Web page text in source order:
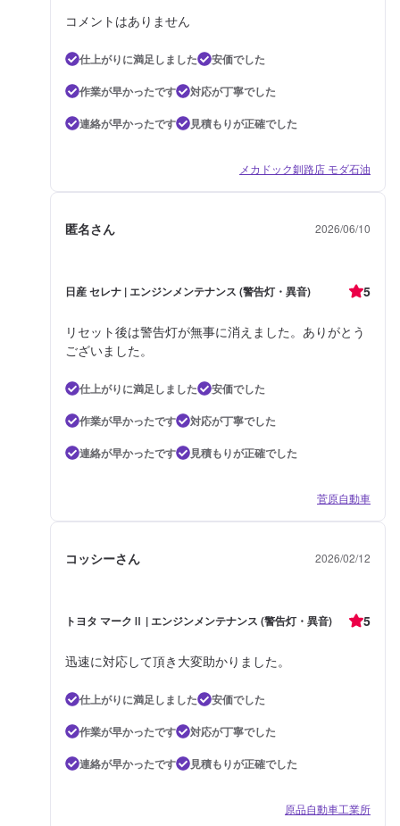
コメントはありません
仕上がりに満足しました
安価でした
作業が早かったです
対応が丁寧でした
連絡が早かったです
見積もりが正確でした
メカドック釧路店 モダ石油
匿名さん 2026/06/10
日産 セレナ | エンジンメンテナンス (警告灯・異音) 5
リセット後は警告灯が無事に消えました。ありがとう
ございました。
仕上がりに満足しました
安価でした
作業が早かったです
対応が丁寧でした
連絡が早かったです
見積もりが正確でした
菅原自動車
コッシーさん 2026/02/12
トヨタ マークⅡ | エンジンメンテナンス (警告灯・異音) 5
迅速に対応して頂き大変助かりました。
仕上がりに満足しました
安価でした
作業が早かったです
対応が丁寧でした
連絡が早かったです
見積もりが正確でした
原品自動車工業所